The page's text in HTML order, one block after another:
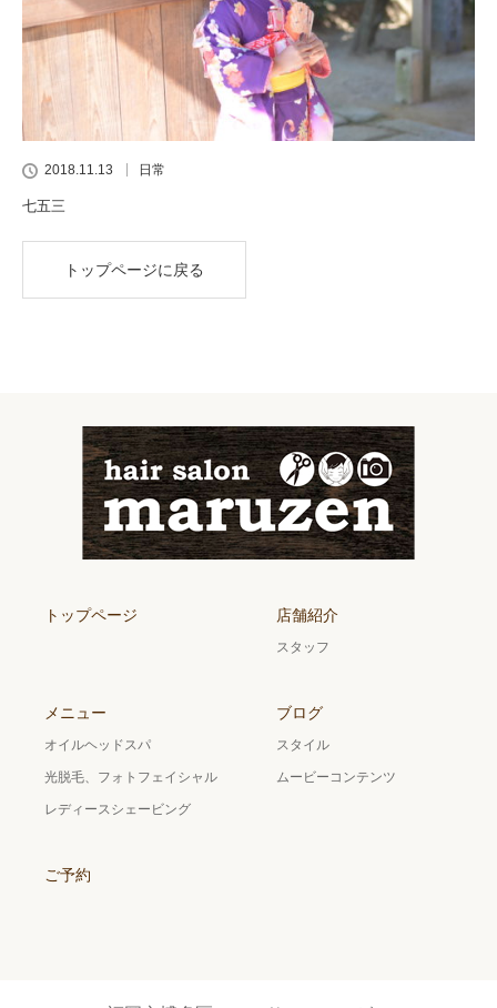
2018.11.13 日常
七五三
トップページに戻る
トップページ 店舗紹介
スタッフ
メニュー
オイルヘッドスパ
光脱毛、フォトフェイシャル
レディースシェービング
ブログ
スタイル
ムービーコンテンツ
ご予約